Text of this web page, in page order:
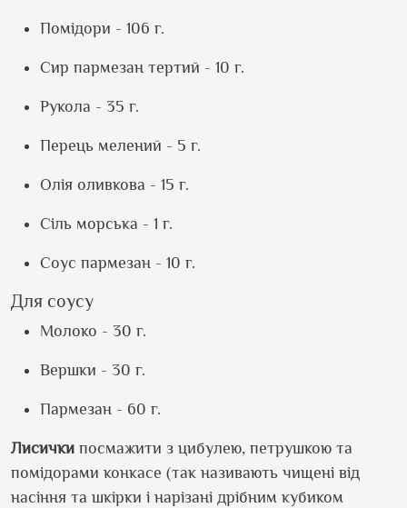
Помідори - 106 г.
Сир пармезан тертий - 10 г.
Рукола - 35 г.
Перець мелений - 5 г.
Олія оливкова - 15 г.
Сіль морська - 1 г.
Соус пармезан - 10 г.
Для соусу
Молоко - 30 г.
Вершки - 30 г.
Пармезан - 60 г.
Лисички посмажити з цибулею, петрушкою та
помідорами конкасе (так називають чищені від
насіння та шкірки і нарізані дрібним кубиком